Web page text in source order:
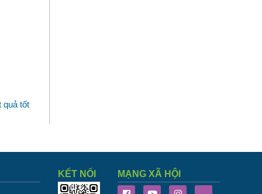
quả tốt
KẾT NỐI MẠNG XÃ HỘI